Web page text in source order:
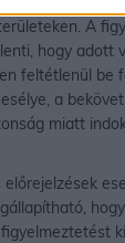
A
hogy adott
feltétlenül be
a
miatt